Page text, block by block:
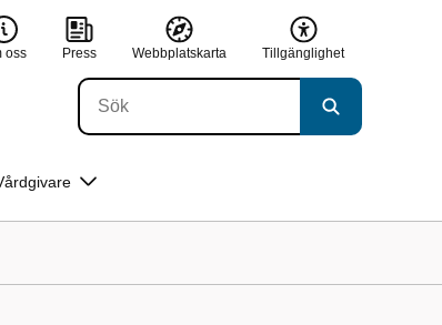
oss Press Webbplatskarta Tillgänglighet